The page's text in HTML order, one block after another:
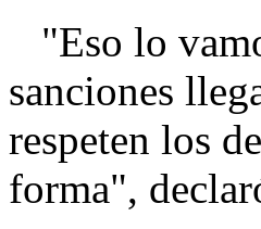
"Eso lo
sanciones
respeten los
forma",